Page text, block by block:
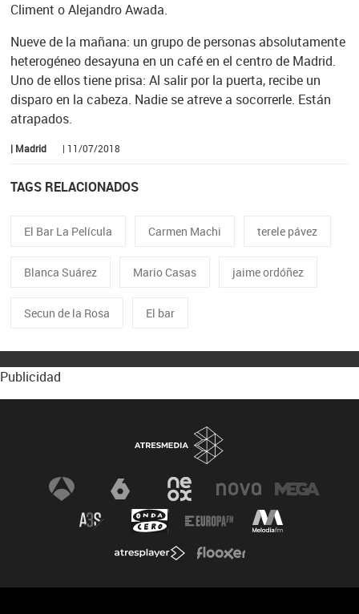
Climent o Alejandro Awada.
Nueve de la mañana: un grupo de personas absolutamente
heterogéneo desayuna en un café en el centro de Madrid.
Uno de ellos tiene prisa: Al salir por la puerta, recibe un
disparo en la cabeza. Nadie se atreve a socorrerle. Están
atrapados.
| Madrid | 11/07/2018
TAGS RELACIONADOS
El Bar La Película Carmen Machi terele pávez
Blanca Suárez Mario Casas jaime ordóñez
Secun de la Rosa El bar
Publicidad